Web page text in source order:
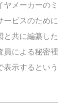
メーカーのミ
ービスのために
と共に編纂した
員による秘密裡
示するという